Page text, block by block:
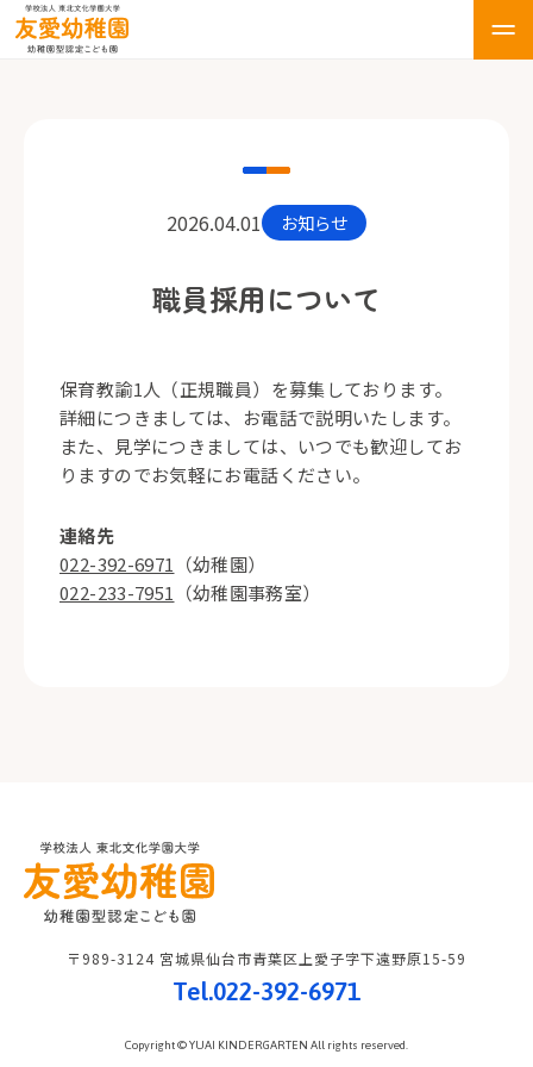
2026.04.01 お知らせ
職員採用について
保育教諭1人（正規職員）を募集しております。
詳細につきましては、お電話で説明いたします。
また、見学につきましては、いつでも歓迎してお
りますのでお気軽にお電話ください。
連絡先
022-392-6971
（幼稚園）
022-233-7951
（幼稚園事務室）
〒989-3124 宮城県仙台市青葉区上愛子字下遠野原15-59
Tel.022-392-6971
Copyright © YUAI KINDERGARTEN All rights reserved.